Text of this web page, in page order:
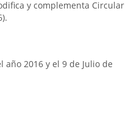
y complementa Circular
2016 y el 9 de Julio de